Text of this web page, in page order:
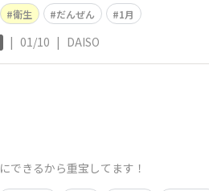
衛生 だんぜん 1月
| 01/10 | DAISO
できるから重宝してます！